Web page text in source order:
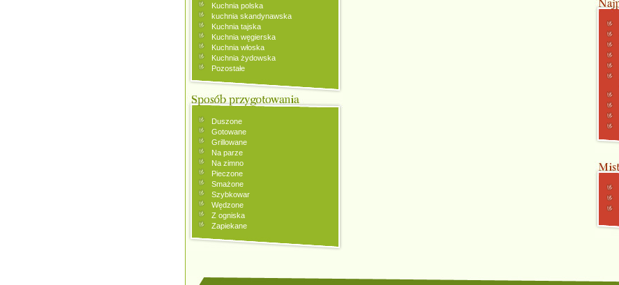
Kuchnia polska
kuchnia skandynawska
Kuchnia tajska
Kuchnia węgierska
Kuchnia włoska
Kuchnia żydowska
Pozostałe
Duszone
Gotowane
Grillowane
Na parze
Na zimno
Pieczone
Smażone
Szybkowar
Wędzone
Z ogniska
Zapiekane